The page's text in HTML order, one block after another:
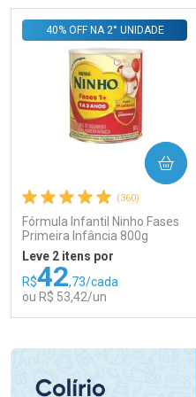
(360)
Fórmula Infantil Ninho Fases
Primeira Infância 800g
40% OFF NA 2° UNIDADE
Leve 2 itens por
R$42,73/cada
ou R$ 53,42/un
COMPRAR